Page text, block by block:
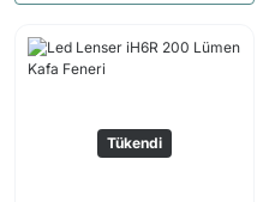
Tükendi